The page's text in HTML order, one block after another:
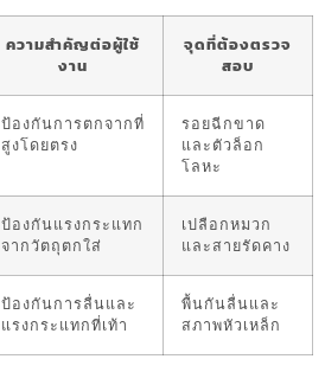
ความสำคัญต่อผู้ใช้
งาน
จุดที่ต้องตรวจ
สอบ
ป้องกันการตกจากที่
สูงโดยตรง
รอยฉีกขาด
และตัวล็อก
โลหะ
ป้องกันแรงกระแทก
จากวัตถุตกใส่
เปลือกหมวก
และสายรัดคาง
ป้องกันการลื่นและ
แรงกระแทกที่เท้า
พื้นกันลื่นและ
สภาพหัวเหล็ก